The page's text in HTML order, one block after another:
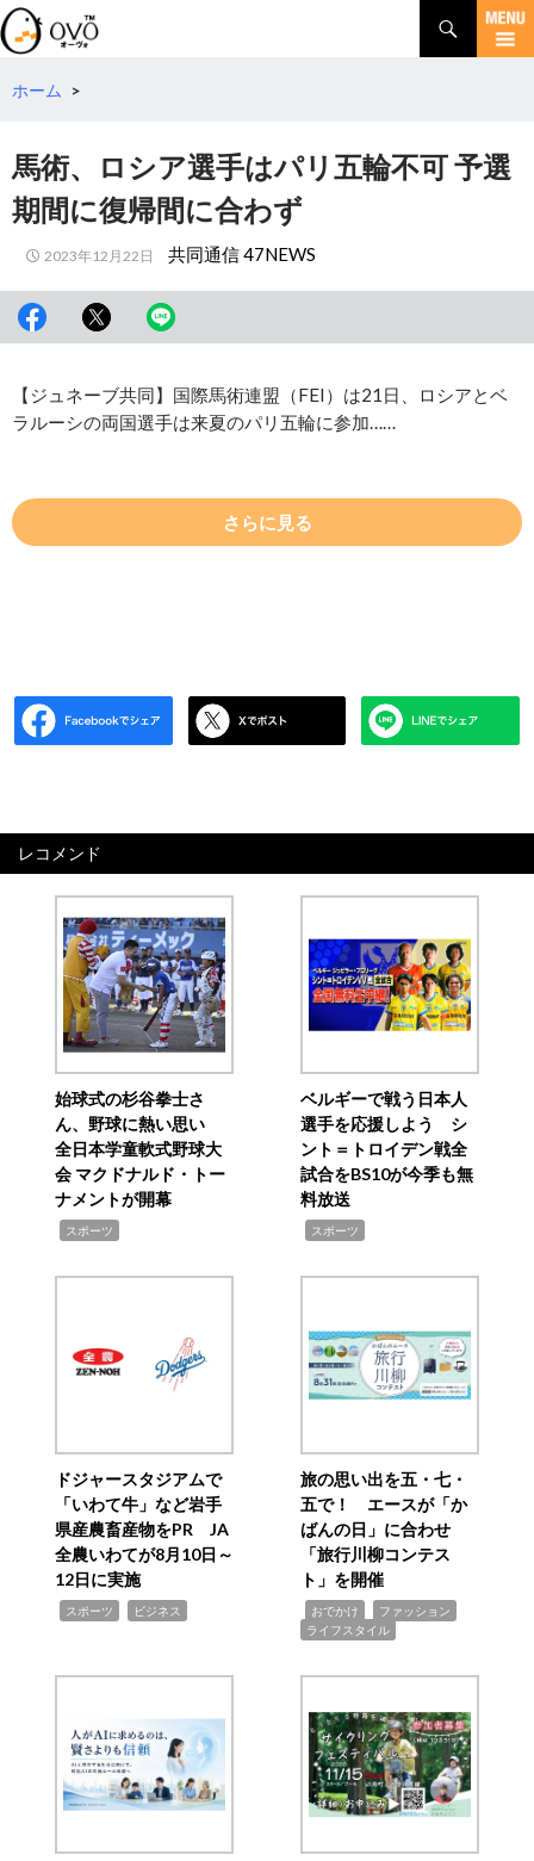
検
索
コ
テ
動
ホーム >
馬術、ロシア選手はパリ五輪不可 予選
期間に復帰間に合わず
2023年12月22日 共同通信 47NEWS
【ジュネーブ共同】国際馬術連盟（FEI）は21日、ロシアとベ
ラルーシの両国選手は来夏のパリ五輪に参加……
さらに見る
レコメンド
始球式の杉谷拳士さ
ん、野球に熱い思い
全日本学童軟式野球大
会 マクドナルド・トー
ナメントが開幕
スポーツ
ベルギーで戦う日本人
選手を応援しよう シ
ント＝トロイデン戦全
試合をBS10が今季も無
料放送
スポーツ
ドジャースタジアムで
「いわて牛」など岩手
県産農畜産物をPR JA
全農いわてが8月10日～
12日に実施
スポーツ ビジネス
旅の思い出を五・七・
五で！ エースが「か
ばんの日」に合わせ
「旅行川柳コンテス
ト」を開催
おでかけ ファッション
ライフスタイル